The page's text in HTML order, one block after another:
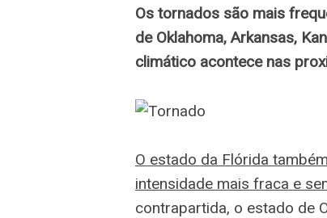
Os tornados são mais
de Oklahoma, Arkansas,
climático acontece nas
O estado da Flórida
intensidade mais fraca e
contrapartida, o estado de